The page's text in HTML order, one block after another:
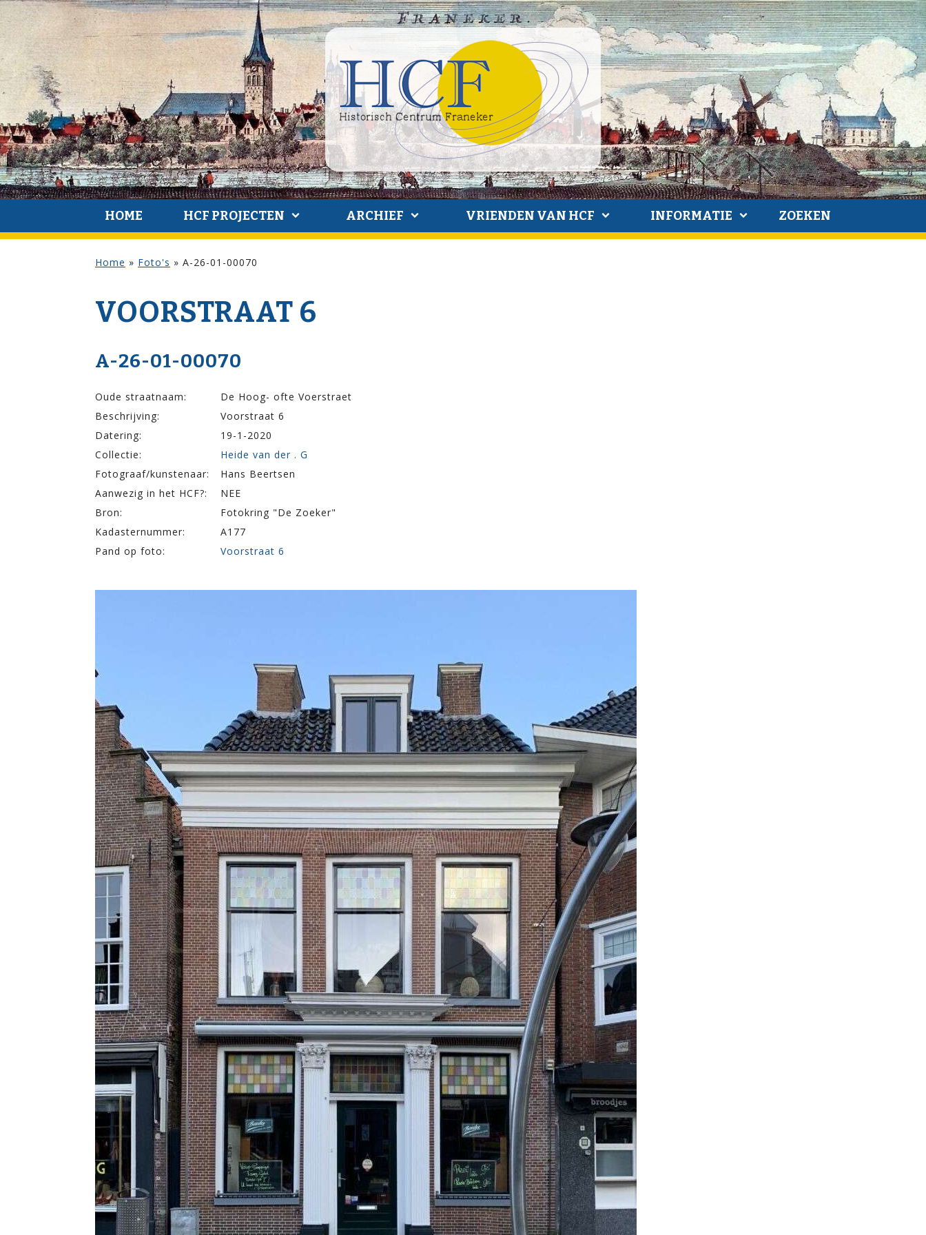
HOME HCF PROJECTEN ARCHIEF VRIENDEN VAN HCF INFORMATIE ZOEKEN
Home » Foto's » A-26-01-00070
VOOR­STRAAT 6
A-26-01-00070
Oude straatnaam:
De Hoog- ofte Voerstraet
Beschrijving:
Voorstraat 6
Datering:
19-1-2020
Collectie:
Heide van der . G
Fotograaf/kunstenaar:
Hans Beertsen
Aanwezig in het HCF?:
NEE
Bron:
Fotokring "De Zoeker"
Kadasternummer:
A177
Pand op foto:
Voorstraat 6